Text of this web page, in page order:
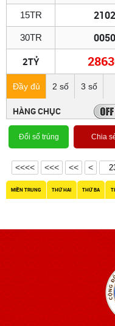
15TR
30TR
2TỶ
Đầy đủ 2 số 3 số
HÀNG CHỤC
Đổi số trúng Chia
<<<< <<< << <
MIỀN TRUNG THỨ HAI THỨ BA